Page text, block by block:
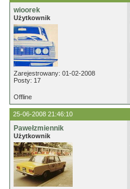
wioorek
Użytkownik
Zarejestrowany: 01-02-2008
Posty: 17
Offline
25-06-2008 21:46:10
Pawełzmiennik
Użytkownik